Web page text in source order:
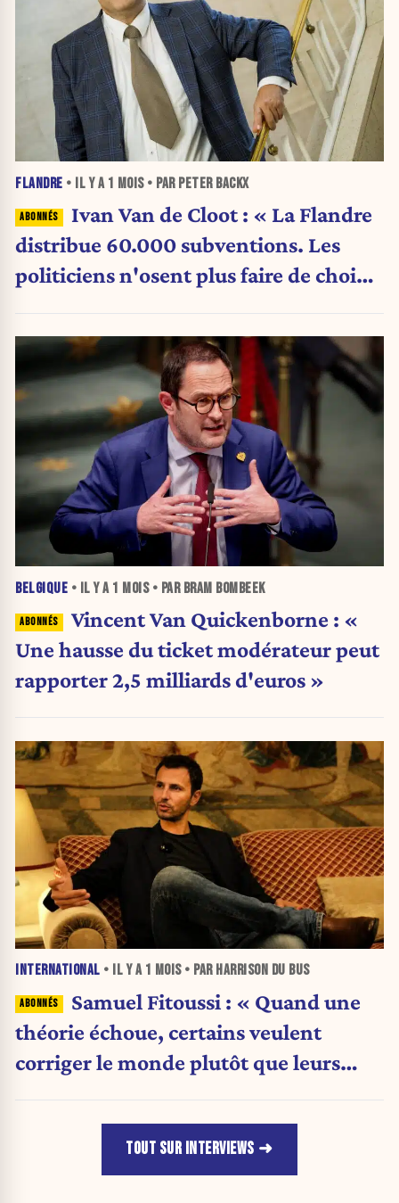
FLANDRE • IL Y A 1 MOIS• PAR PETER BACKX
Ivan Van de Cloot : « La Flandre
distribue 60.000 subventions. Les
politiciens n'osent plus faire de choix.
BELGIQUE • IL Y A 1 MOIS• PAR BRAM BOMBEEK
Vincent Van Quickenborne : «
Une hausse du ticket modérateur peut
rapporter 2,5 milliards d'euros »
INTERNATIONAL • IL Y A 1 MOIS• PAR HARRISON DU BUS
Samuel Fitoussi : « Quand une
théorie échoue, certains veulent
corriger le monde plutôt que leurs
TOUT SUR INTERVIEWS